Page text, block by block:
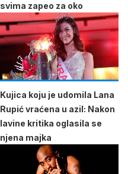
svima zapeo za oko
Kujica koju je udomila Lana
Rupić vraćena u azil: Nakon
lavine kritika oglasila se
njena majka